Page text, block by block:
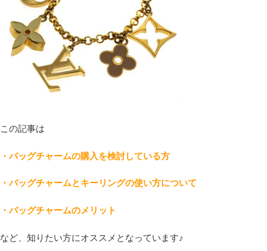
この記事は
・バッグチャームの購入を検討している方
・バッグチャームとキーリングの使い方について
・バッグチャームのメリット
など、知りたい方にオススメとなっています♪